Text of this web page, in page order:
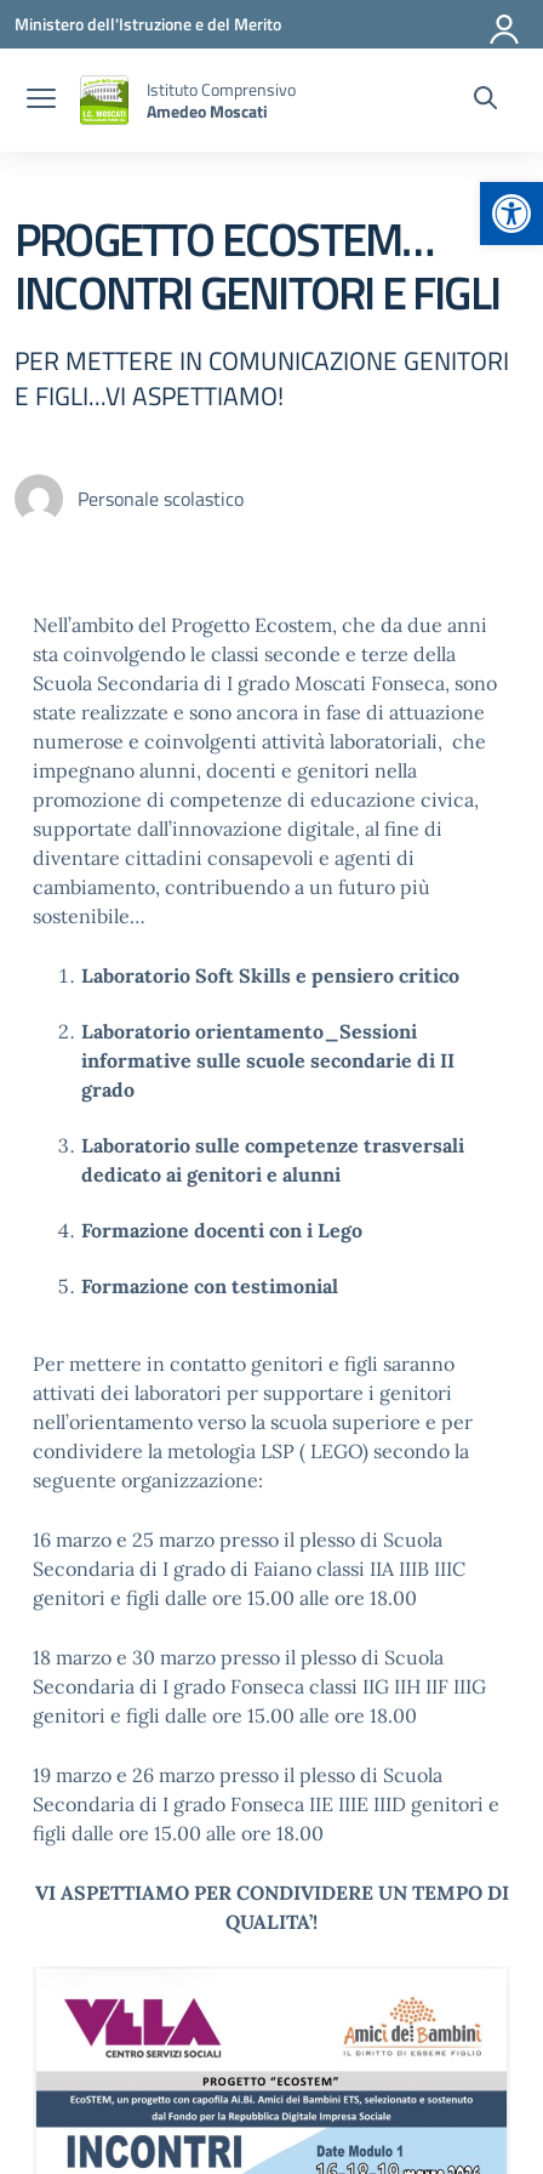
Vai ai contenuti
Vai al menu di navigazione
Vai al footer
Ministero dell'Istruzione e del Merito
Istituto Comprensivo
Amedeo Moscati
PROGETTO ECOSTEM…
INCONTRI GENITORI E FIGLI
PER METTERE IN COMUNICAZIONE GENITORI
E FIGLI...VI ASPETTIAMO!
Personale scolastico
Nell’ambito del Progetto Ecostem, che da due anni
sta coinvolgendo le classi seconde e terze della
Scuola Secondaria di I grado Moscati Fonseca, sono
state realizzate e sono ancora in fase di attuazione
numerose e coinvolgenti attività laboratoriali, che
impegnano alunni, docenti e genitori nella
promozione di competenze di educazione civica,
supportate dall’innovazione digitale, al fine di
diventare cittadini consapevoli e agenti di
cambiamento, contribuendo a un futuro più
sostenibile…
Laboratorio Soft Skills e pensiero critico
Laboratorio orientamento_Sessioni
informative sulle scuole secondarie di II
grado
Laboratorio sulle competenze trasversali
dedicato ai genitori e alunni
Formazione docenti con i Lego
Formazione con testimonial
Per mettere in contatto genitori e figli saranno
attivati dei laboratori per supportare i genitori
nell’orientamento verso la scuola superiore e per
condividere la metologia LSP ( LEGO) secondo la
seguente organizzazione:
16 marzo e 25 marzo presso il plesso di Scuola
Secondaria di I grado di Faiano classi IIA IIIB IIIC
genitori e figli dalle ore 15.00 alle ore 18.00
18 marzo e 30 marzo presso il plesso di Scuola
Secondaria di I grado Fonseca classi IIG IIH IIF IIIG
genitori e figli dalle ore 15.00 alle ore 18.00
19 marzo e 26 marzo presso il plesso di Scuola
Secondaria di I grado Fonseca IIE IIIE IIID genitori e
figli dalle ore 15.00 alle ore 18.00
VI ASPETTIAMO PER CONDIVIDERE UN TEMPO DI
QUALITA’!